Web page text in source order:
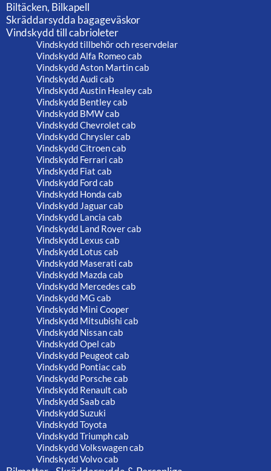
Biltäcken, Bilkapell
Skräddarsydda bagageväskor
Vindskydd till cabrioleter
Vindskydd tillbehör och reservdelar
Vindskydd Alfa Romeo cab
Vindskydd Aston Martin cab
Vindskydd Audi cab
Vindskydd Austin Healey cab
Vindskydd Bentley cab
Vindskydd BMW cab
Vindskydd Chevrolet cab
Vindskydd Chrysler cab
Vindskydd Citroen cab
Vindskydd Ferrari cab
Vindskydd Fiat cab
Vindskydd Ford cab
Vindskydd Honda cab
Vindskydd Jaguar cab
Vindskydd Lancia cab
Vindskydd Land Rover cab
Vindskydd Lexus cab
Vindskydd Lotus cab
Vindskydd Maserati cab
Vindskydd Mazda cab
Vindskydd Mercedes cab
Vindskydd MG cab
Vindskydd Mini Cooper
Vindskydd Mitsubishi cab
Vindskydd Nissan cab
Vindskydd Opel cab
Vindskydd Peugeot cab
Vindskydd Pontiac cab
Vindskydd Porsche cab
Vindskydd Renault cab
Vindskydd Saab cab
Vindskydd Suzuki
Vindskydd Toyota
Vindskydd Triumph cab
Vindskydd Volkswagen cab
Vindskydd Volvo cab